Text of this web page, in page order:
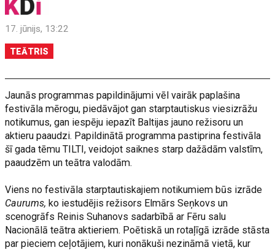
17. jūnijs, 13:22
TEĀTRIS
Jaunās programmas papildinājumi vēl vairāk paplašina
festivāla mērogu, piedāvājot gan starptautiskus viesizrāžu
notikumus, gan iespēju iepazīt Baltijas jauno režisoru un
aktieru paaudzi. Papildinātā programma pastiprina festivāla
šī gada tēmu TILTI, veidojot saiknes starp dažādām valstīm,
paaudzēm un teātra valodām.
Viens no festivāla starptautiskajiem notikumiem būs izrāde
Caurums,ko iestudējis režisors Elmārs Seņkovs un
scenogrāfs Reinis Suhanovs sadarbībā ar Fēru salu
Nacionālā teātra aktieriem. Poētiskā un rotaļīgā izrāde stāsta
par pieciem ceļotājiem, kuri nonākuši nezināmā vietā, kur